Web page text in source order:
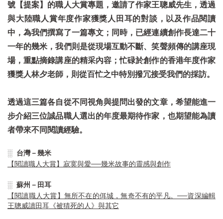
號【提案】的職人大賞專題，邀請了作家王聰威先生，透過
與大陸職人賞年度作家獲獎人田耳的對談，以及作品閱讀
中，為我們撰寫了一篇專文；同時，已經連續創作長達二十
一年的幾米，我們則是從現場互動不斷、笑聲頻傳的講座現
場，重點摘錄講座的精采內容；忙碌於創作的香港年度作家
獲獎人林夕老師，則從百忙之中特別撥冗接受我們的採訪。
透過這三篇各自從不同視角與提問出發的文章，希望能進一
步介紹三位誠品職人選出的年度最期待作家，也期望能為讀
者帶來不同閱讀經驗。
░ 台灣－幾米
【閱讀職人大賞】寂寞與愛──幾米故事的靈感與創作
░ 蘇州－田耳
【閱讀職人大賞】無所不在的佴城，無奇不有的平凡。──資深編輯
王聰威讀田耳《被猜死的人》與其它